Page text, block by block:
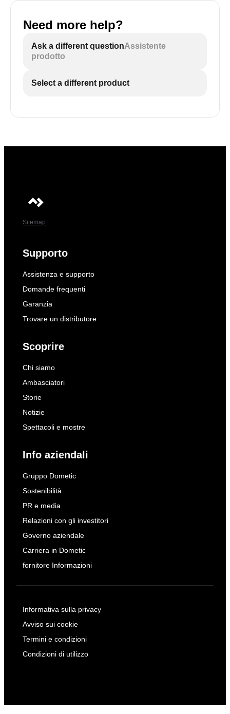
Need more help?
Ask a different questionAssistente
prodotto
Select a different product
Sitemap
Supporto
Assistenza e supporto
Domande frequenti
Garanzia
Trovare un distributore
Scoprire
Chi siamo
Ambasciatori
Storie
Notizie
Spettacoli e mostre
Info aziendali
Gruppo Dometic
Sostenibilità
PR e media
Relazioni con gli investitori
Governo aziendale
Carriera in Dometic
fornitore Informazioni
Informativa sulla privacy
Avviso sui cookie
Termini e condizioni
Condizioni di utilizzo